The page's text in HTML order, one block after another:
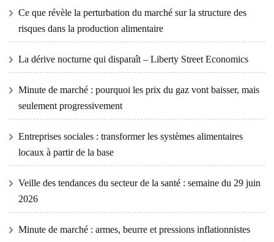
Ce que révèle la perturbation du marché sur la structure des
risques dans la production alimentaire
La dérive nocturne qui disparaît – Liberty Street Economics
Minute de marché : pourquoi les prix du gaz vont baisser, mais
seulement progressivement
Entreprises sociales : transformer les systèmes alimentaires
locaux à partir de la base
Veille des tendances du secteur de la santé : semaine du 29 juin
2026
Minute de marché : armes, beurre et pressions inflationnistes